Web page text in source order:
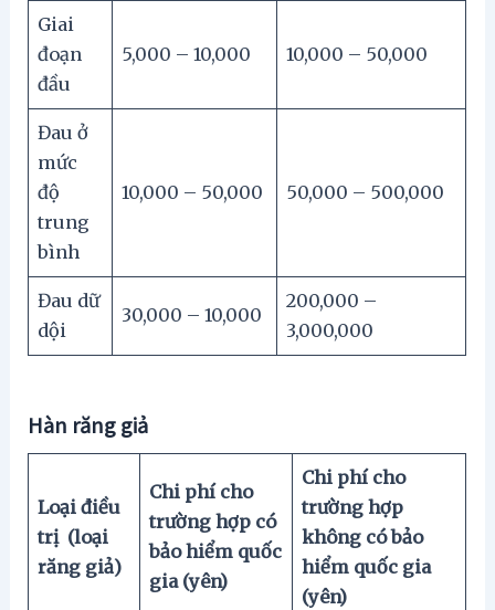
Giai
đoạn
đầu
5,000 – 10,000 10,000 – 50,000
Đau ở
mức
độ
trung
bình
10,000 – 50,000 50,000 – 500,000
Đau dữ
dội
30,000 – 10,000
200,000 –
3,000,000
Hàn răng giả
Loại điều
trị (loại
răng giả)
Chi phí cho
trường hợp có
bảo hiểm quốc
gia (yên)
Chi phí cho
trường hợp
không có bảo
hiểm quốc gia
(yên)